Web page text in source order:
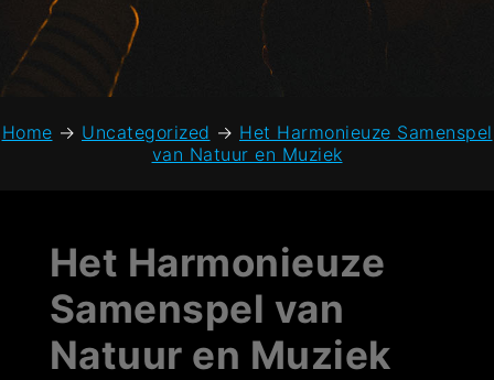
Home → Uncategorized → Het Harmonieuze Samenspel
van Natuur en Muziek
Het Harmonieuze
Samenspel van
Natuur en Muziek